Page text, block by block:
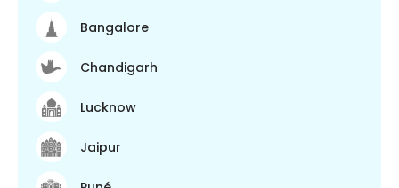
Bangalore
Chandigarh
Lucknow
Jaipur